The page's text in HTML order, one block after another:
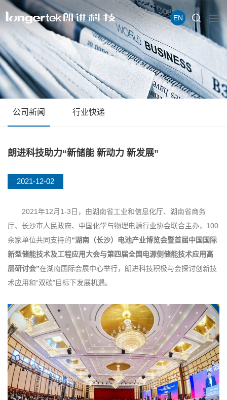
EN
公司新闻 行业快递
朗进科技助力“新储能 新动力 新发展”
2021-12-02
2021年12月1-3日，由湖南省工业和信息化厅、湖南省商务
厅、长沙市人民政府、中国化学与物理电源行业协会联合主办，100
余家单位共同支持的“湖南（长沙）电池产业博览会暨首届中国国际
新型储能技术及工程应用大会与第四届全国电源侧储能技术应用高
层研讨会”在湖南国际会展中心举行，朗进科技积极与会探讨创新技
术应用和“双碳”目标下发展机遇。